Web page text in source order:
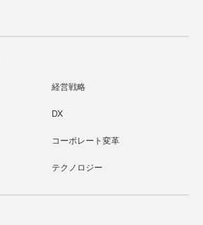
経営戦略
DX
コーポレート変革
テクノロジー